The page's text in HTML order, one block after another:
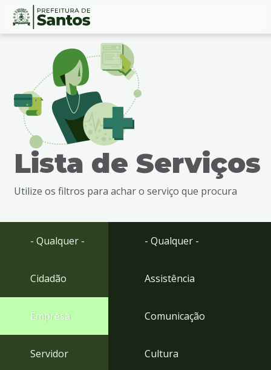
Ir
busca
Ir
Conteúdo
Lista de Serviços
Utilize os filtros para achar o serviço que procura
- Qualquer -
Cidadão
Empresa
Servidor
- Qualquer -
Assistência
Comunicação
Cultura